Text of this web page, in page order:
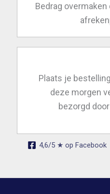
Bedrag
Plaats je
deze morgen
bezorgd
4,6/5 ★ op Facebook